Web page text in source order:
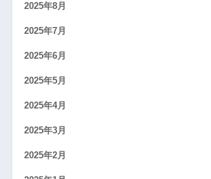
2025年8月
2025年7月
2025年6月
2025年5月
2025年4月
2025年3月
2025年2月